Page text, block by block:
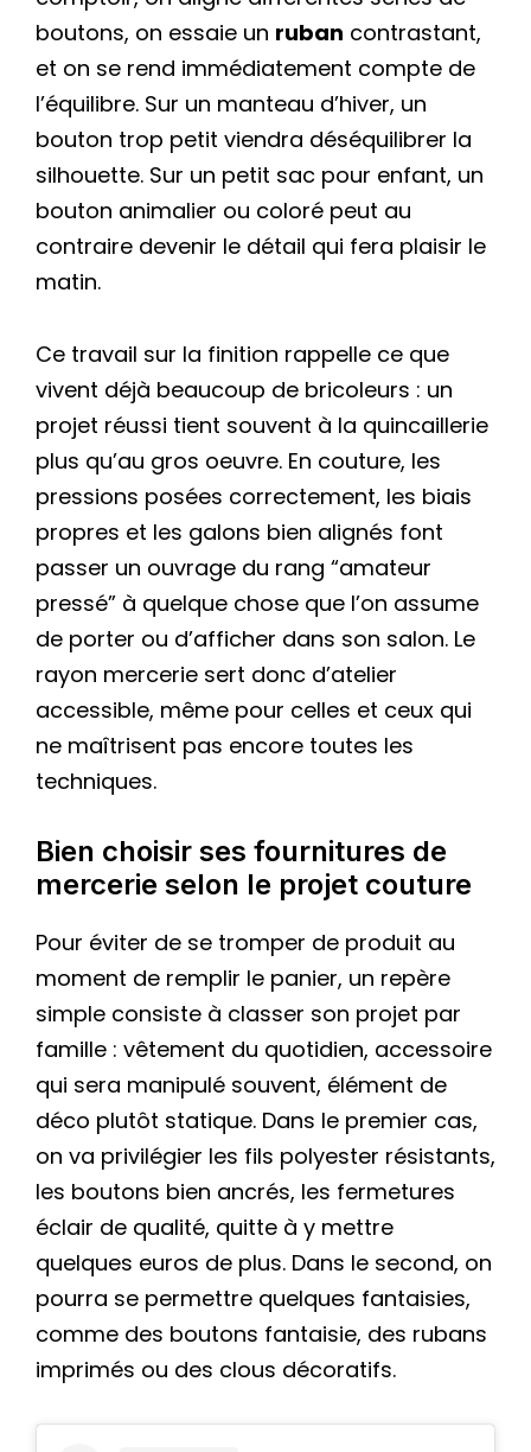
boutons, on essaie un ruban contrastant,
et on se rend immédiatement compte de
l’équilibre. Sur un manteau d’hiver, un
bouton trop petit viendra déséquilibrer la
silhouette. Sur un petit sac pour enfant, un
bouton animalier ou coloré peut au
contraire devenir le détail qui fera plaisir le
matin.
Ce travail sur la finition rappelle ce que
vivent déjà beaucoup de bricoleurs : un
projet réussi tient souvent à la quincaillerie
plus qu’au gros oeuvre. En couture, les
pressions posées correctement, les biais
propres et les galons bien alignés font
passer un ouvrage du rang “amateur
pressé” à quelque chose que l’on assume
de porter ou d’afficher dans son salon. Le
rayon mercerie sert donc d’atelier
accessible, même pour celles et ceux qui
ne maîtrisent pas encore toutes les
techniques.
Bien choisir ses fournitures de
mercerie selon le projet couture
Pour éviter de se tromper de produit au
moment de remplir le panier, un repère
simple consiste à classer son projet par
famille : vêtement du quotidien, accessoire
qui sera manipulé souvent, élément de
déco plutôt statique. Dans le premier cas,
on va privilégier les fils polyester résistants,
les boutons bien ancrés, les fermetures
éclair de qualité, quitte à y mettre
quelques euros de plus. Dans le second, on
pourra se permettre quelques fantaisies,
comme des boutons fantaisie, des rubans
imprimés ou des clous décoratifs.